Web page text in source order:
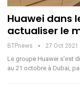
Huawei dans
actualiser le
BTPnews 27 Oct 2021
Le groupe Huawei s'est
au 21 octobre à Dubai,